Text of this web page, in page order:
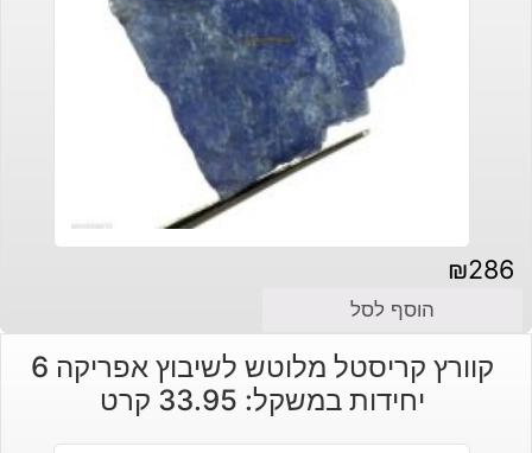
₪286
הוסף לסל
קוורץ קריסטל מלוטש לשיבוץ אפריקה 6
יחידות במשקל: 33.95 קרט